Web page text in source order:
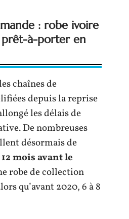
: robe ivoire
prêt-à-porter en
chaînes de
depuis la reprise
les délais de
De nombreuses
désormais de
mois avant le
robe de collection
qu’avant 2020, 6 à 8